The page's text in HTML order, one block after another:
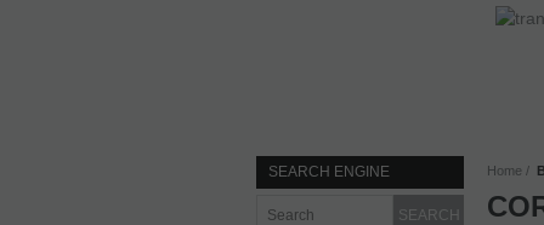
SEARCH ENGINE Home